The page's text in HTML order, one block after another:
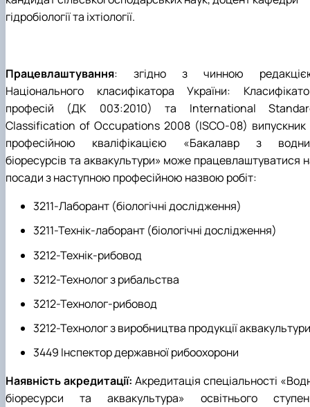
гідробіології та іхтіології.
Працевлаштування: згідно з чинною
Національного класифікатора України:
професій (ДК 003:2010) та International
Classification of Occupations 2008 (ISCO-08) випускник
професійною кваліфікацією «Бакалавр з
біоресурсів та аквакультури» може працевлаштуватися
посади з наступною професійною назвою робіт:
3211-Лаборант (біологічні дослідження)
3211-Технік-лаборант (біологічні дослідження)
3212-Технік-рибовод
3212-Технолог з рибальства
3212-Технолог-рибовод
3212-Технолог з виробництва продукції аквакультури
3449 Інспектор державної рибоохорони
Наявність акредитації: Акредитація спеціальності
біоресурси та аквакультура» освітнього